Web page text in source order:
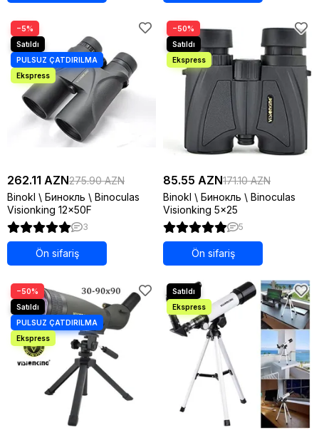
−5%
262.11 AZN275.90 AZN
Binokl \ Бинокль \ Binoculas
Visionking 12x50F
3
Ön sifariş
−50%
85.55 AZN171.10 AZN
Binokl \ Бинокль \ Binoculas
Visionking 5x25
5
Ön sifariş
−50%